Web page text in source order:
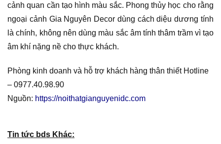
cảnh quan cần tạo hình màu sắc. Phong thủy học cho rằng
ngoại cảnh Gia Nguyên Decor dùng cách diệu dương tính
là chính, không nên dùng màu sắc âm tính thâm trầm vì tạo
âm khí nặng nề cho thực khách.
Phòng kinh doanh và hỗ trợ khách hàng thân thiết Hotline
– 0977.40.98.90
Nguồn: https://noithatgianguyenidc.com
Tin tức bds Khác: